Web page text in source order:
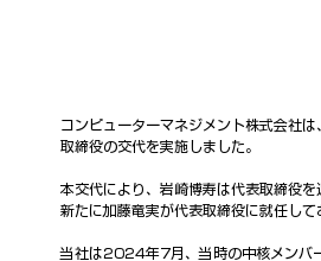
コンピューターマネジメント株式会社
取締役の交代を実施しました。
本交代により、岩崎博寿は代表取締役を
新たに加藤竜実が代表取締役に就任して
当社は2024年7月、当時の中核メンバ